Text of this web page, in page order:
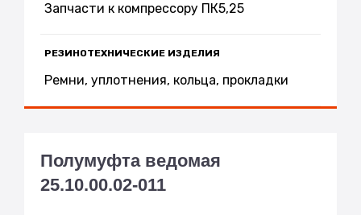
Запчасти к компрессору ПК5,25
РЕЗИНОТЕХНИЧЕСКИЕ ИЗДЕЛИЯ
Ремни, уплотнения, кольца, прокладки
Полумуфта ведомая
25.10.00.02-011